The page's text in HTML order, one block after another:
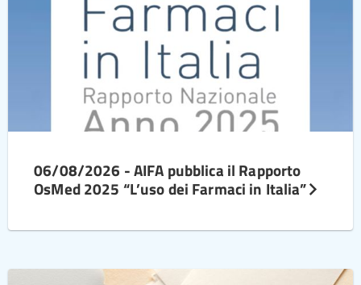
06/08/2026 - AIFA pubblica il Rapporto
OsMed 2025 “L’uso dei Farmaci in Italia”